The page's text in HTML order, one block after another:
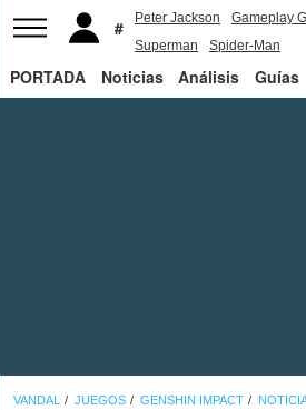
Peter Jackson
Gameplay
Superman
Spider-Man
PORTADA Noticias Análisis Guías
VANDAL JUEGOS GENSHIN IMPACT